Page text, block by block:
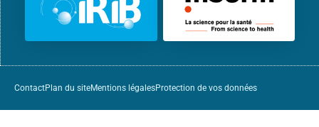
ContactPlan du siteMentions légalesProtection de vos données